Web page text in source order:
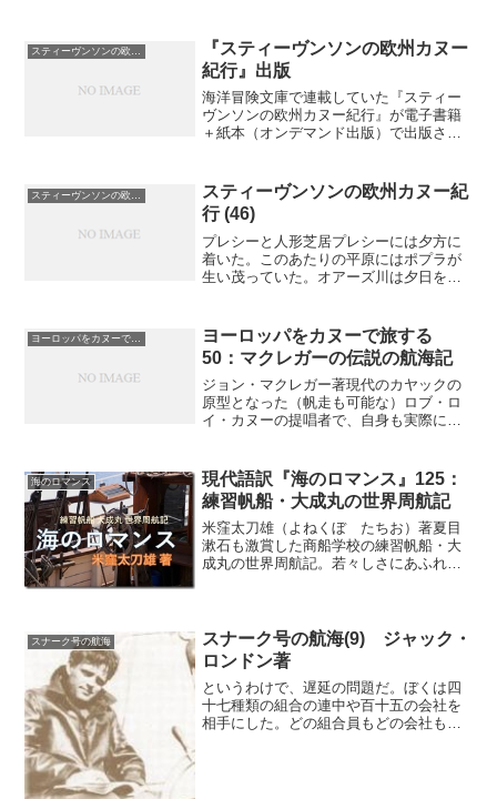
は香りが強くて、ススメバチが住み着い
ていた。なんというハチだ...
スティーヴンソンの欧州カヌー紀行
『スティーヴンソンの欧州カヌー
紀行』出版
海洋冒険文庫で連載していた『スティー
ヴンソンの欧州カヌー紀行』が電子書籍
＋紙本（オンデマンド出版）で出版され
アでの晩年を描いた中島敦の『光と風と
夢』を併載してあります。...
スティーヴンソンの欧州カヌー紀
行 (46)
プレシーと人形芝居プレシーには夕方に
着いた。このあたりの平原にはポプラが
生い茂っていた。オアーズ川は夕日をあ
りはじめ、距離の検討がつきにくくなっ
た。川沿いの牧草地のどこ...
ヨーロッパをカヌーで旅する
50：マクレガーの伝説の航海記
ジョン・マクレガー著現代のカヤックの
原型となった（帆走も可能な）ロブ・ロ
イ・カヌーの提唱者で、自身も実際にヨ
本邦初訳（連載の第５０回）波の高さが
問題なのではない。これが...
海のロマンス
現代語訳『海のロマンス』125：
練習帆船・大成丸の世界周航記
米窪太刀雄（よねくぼ たちお）著夏目
漱石も激賞した商船学校の練習帆船・大
成丸の世界周航記。若々しさにあふれた
んだときは、もうすでに遅...
スナーク号の航海
スナーク号の航海(9) ジャック・
ロンドン著
というわけで、遅延の問題だ。ぼくは四
十七種類の組合の連中や百十五の会社を
相手にした。どの組合員もどの会社もだ